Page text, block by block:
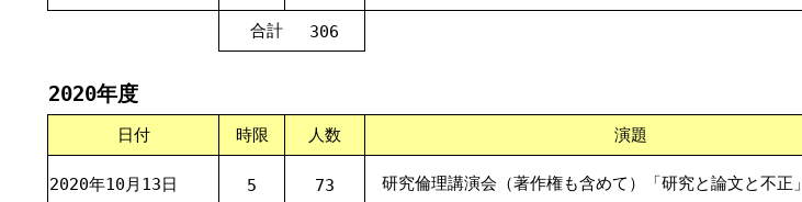
合計 306
2020年度
日付 時限 人数 演題
2020年10月13日 5 73 研究倫理講演会（著作権も含めて）「研究と論文と不正」